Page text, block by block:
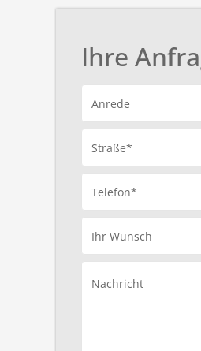
Ihre
Anrede
Straße*
Telefon*
Ihr Wunsch
Nachricht